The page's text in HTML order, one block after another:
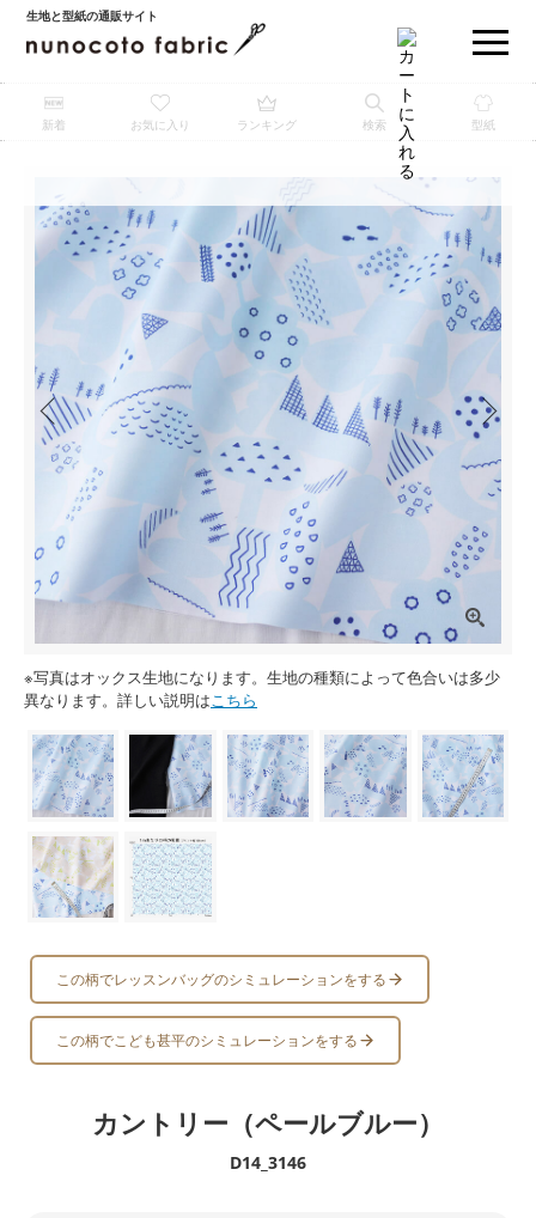
生地と型紙の通販サイト
新着 お気に入り ランキング 検索 型紙
※写真はオックス生地になります。生地の種類によって色合いは多少
異なります。詳しい説明はこちら
この柄でレッスンバッグのシミュレーションをする
この柄でこども甚平のシミュレーションをする
カントリー（ペールブルー）
D14_3146